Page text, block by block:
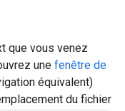
que vous venez
une fenêtre de
équivalent)
du fichier